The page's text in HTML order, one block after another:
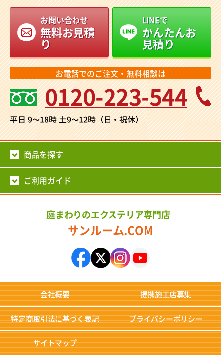
お問い合わせ
無料お見積
り
LINEで
かんたんお
見積り
お電話でのご注文・無料相談は
0120-223-544
平日 9～18時土9～12時（日・祝休）
商品を探す
ご利用ガイド
庭まわりのエクステリア専門店
サンルーム.COM
会社概要 提携施工店募集
特定商取引法に基づく表記 プライバシーポリシー
サイトマップ